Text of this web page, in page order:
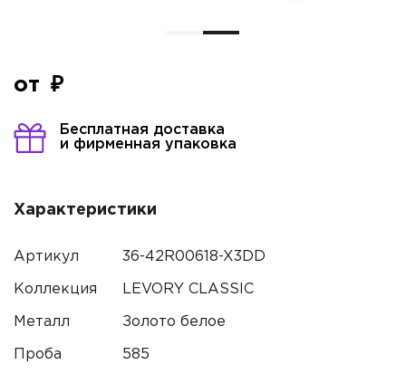
от
Бесплатная доставка
и фирменная упаковка
Характеристики
Артикул 36-42R00618-X3DD
Коллекция LEVORY CLASSIC
Металл Золото белое
Проба 585
Имя*